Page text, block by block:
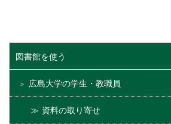
図書館を使う
広島大学の学生・教職員
資料の取り寄せ